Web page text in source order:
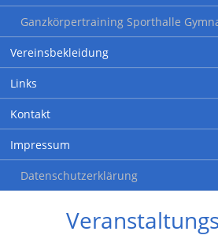
Ganzkörpertraining Sporthalle
Vereinsbekleidung
Links
Kontakt
Impressum
Datenschutzerklärung